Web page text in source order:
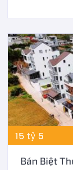
15 tỷ 5
Bán Biệt